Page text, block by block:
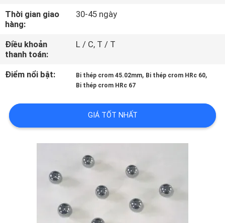
MÁY
KIỂM
SOÁT
LƯỢNG
Thời gian giao
hàng:
30-45 ngày
Điều khoản
thanh toán:
L / C, T / T
Điểm nổi bật: Bi thép crom 45.02mm, Bi thép crom HRc 60,
Bi thép crom HRc 67
GIÁ TỐT NHẤT